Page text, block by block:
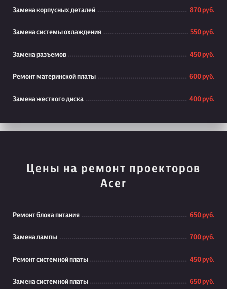
Замена корпусных деталей 870 руб.
Замена системы охлаждения 550 руб.
Замена разъемов 450 руб.
Ремонт материнской платы 600 руб.
Замена жесткого диска 400 руб.
Цены на ремонт проекторов
Acer
Ремонт блока питания 650 руб.
Замена лампы 700 руб.
Ремонт системной платы 450 руб.
Замена системной платы 650 руб.